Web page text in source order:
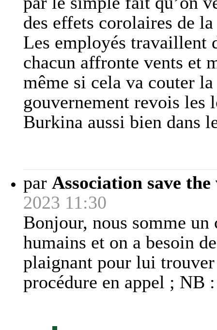
des effets corolaires de
Les employés travaillent
chacun affronte vents et
même si cela va couter
gouvernement revois les
Burkina aussi bien dans
par Association save the
2023 11:30
Bonjour, nous somme
humains et on a besoin
plaignant pour lui
procédure en appel ; NB